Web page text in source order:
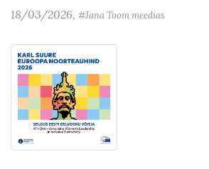
18/03/2026, #Jana Toom meedias